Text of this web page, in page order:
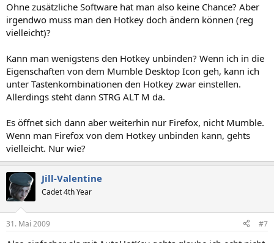
Ohne zusätzliche Software hat man also keine Chance? Aber
irgendwo muss man den Hotkey doch ändern können (reg
vielleicht)?
Kann man wenigstens den Hotkey unbinden? Wenn ich in die
Eigenschaften von dem Mumble Desktop Icon geh, kann ich
unter Tastenkombinationen den Hotkey zwar einstellen.
Allerdings steht dann STRG ALT M da.
Es öffnet sich dann aber weiterhin nur Firefox, nicht Mumble.
Wenn man Firefox von dem Hotkey unbinden kann, gehts
vielleicht. Nur wie?
Jill-Valentine
Cadet 4th Year
31. Mai 2009 #7